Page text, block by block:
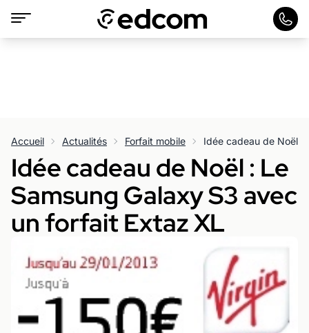
Accueil Actualités Forfait mobile
Idée cadeau de Noël : Le
Samsung Galaxy S3 avec
un forfait Extaz XL